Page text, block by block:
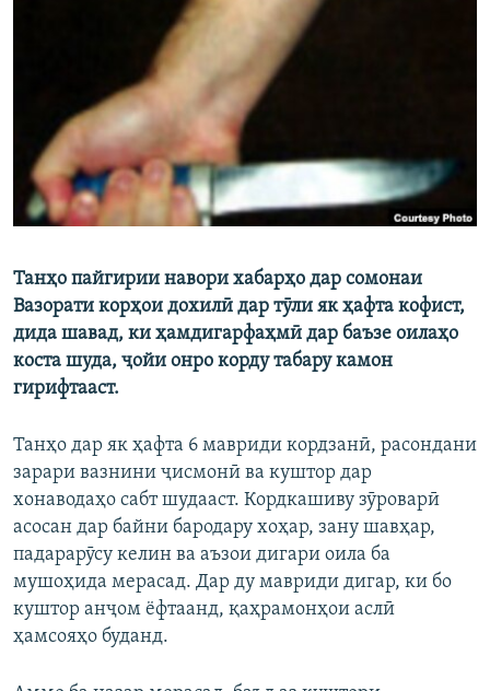
ГУЗОРИШҲОИ РАДИОӢ
ПАЙГИРӢ КУНЕД
Танҳо пайгирии навори хабарҳо дар сомонаи
Вазорати корҳои дохилӣ дар тӯли як ҳафта кофист,
дида шавад, ки ҳамдигарфаҳмӣ дар баъзе оилаҳо
коста шуда, ҷойи онро корду табару камон
гирифтааст.
Танҳо дар як ҳафта 6 мавриди кордзанӣ, расондани
зарари вазнини ҷисмонӣ ва куштор дар
хонаводаҳо сабт шудааст. Кордкашиву зӯроварӣ
асосан дар байни бародару хоҳар, зану шавҳар,
падарарӯсу келин ва аъзои дигари оила ба
мушоҳида мерасад. Дар ду мавриди дигар, ки бо
куштор анҷом ёфтаанд, қаҳрамонҳои аслӣ
ҳамсояҳо буданд.